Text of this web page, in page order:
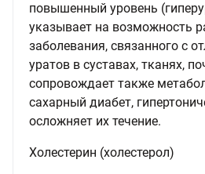
повышенный уровень
указывает на возможность
заболевания, связанного с
уратов в суставах, тканях,
сопровождает также
сахарный диабет,
осложняет их течение.
Холестерин (холестерол)